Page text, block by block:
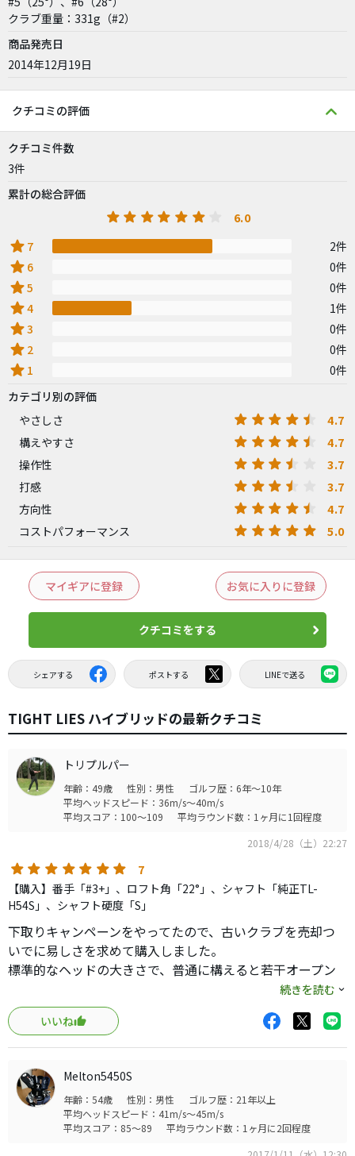
クラブ重量：331g（#2）
商品発売日
2014年12月19日
クチコミの評価
クチコミ件数
3件
累計の総合評価
6.0
star 7 2件
star 6 0件
star5 0件
star4 1件
star3 0件
star 2 0件
star 1
0件
カテゴリ別の評価
やさしさ
4.7
構えやすさ 4.7
操作性 3.7
打感 3.7
方向性 4.7
コストパフォーマンス 5.0
マイギアに登録 お気に入りに登録
クチコミをする
シェアする ポストする LINEで送る
TIGHT LIES ハイブリッドの最新クチコミ
トリプルパー
年齢：49歳 性別：男性
ゴルフ歴：6年～10年
平均ヘッドスピード：36m/s～40m/s
平均スコア：100～109
平均ラウンド数：1ヶ月に1回程度
2018/4/28（土）22:27
7
【購入】番手「#3+」、ロフト角「22°」、シャフト「純正TL-
H54S」、シャフト硬度「S」
下取りキャンペーンをやってたので、古いクラブを売却つ
いでに易しさを求めて購入しました。
標準的なヘッドの大きさで、普通に構えると若干オープン
軽めのシャフトですがそんなに頼りなさはないので振って
いけますが、思ったより手元がしなる感じでタイミングが
合わない時があります。
芯を捉えると、控えめの金属音で柔らい打感。その感覚と
は裏腹に高めの強弾道ストレートでよく飛びます。
芯を外すとパシッとアイアンライクな音ですが結構飛ぶ、
一番の驚きは曲がりの少なさ。ここに当たってそんなに飛
続きを読む
いいね
Melton5450S
年齢：54歳 性別：男性
ゴルフ歴：21年以上
平均ヘッドスピード：41m/s～45m/s
平均スコア：85～89
平均ラウンド数：1ヶ月に2回程度